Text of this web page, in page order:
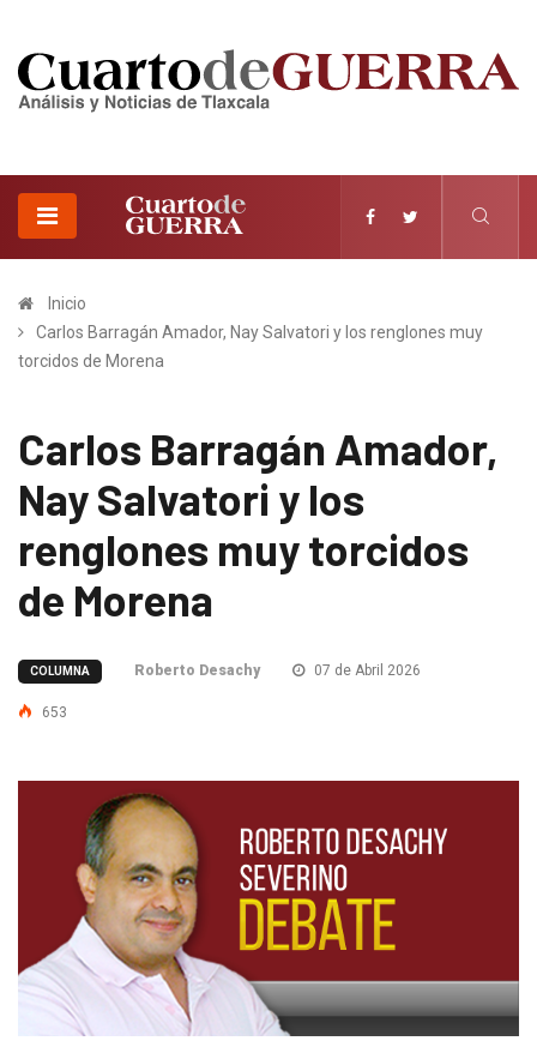
Inicio
Carlos Barragán Amador, Nay Salvatori y los renglones muy
torcidos de Morena
Carlos Barragán Amador,
Nay Salvatori y los
renglones muy torcidos
de Morena
COLUMNA Roberto Desachy 07 de Abril 2026
653